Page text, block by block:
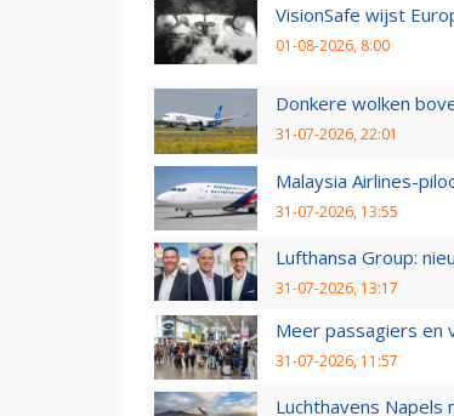
VisionSafe wijst
01-08-2026, 8:00
Donkere wolken
31-07-2026, 22:01
Malaysia Airlines-
31-07-2026, 13:55
Lufthansa Group:
31-07-2026, 13:17
Meer passagiers en
31-07-2026, 11:57
Luchthavens Napels